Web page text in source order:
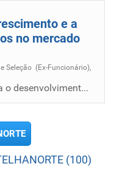
e a
no mercado
Seleção (Ex-Funcionário),
Empresa que valoriza e incentiva o desenvolvimento de seus colaboradores, proporcionando um ambiente de trabalho dinâmic...
(100)